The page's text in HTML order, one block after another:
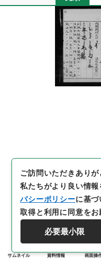
サムネイル 資料情報 画面操
ご訪問いただきありが
私たちがより良い情報
バシーポリシーに基
取得と利用に同意をお
必要最小限